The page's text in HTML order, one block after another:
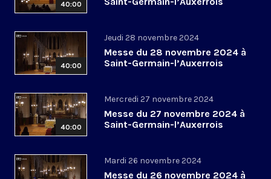
40:00
40:00
Jeudi 28 novembre 2024
Messe du 28 novembre 2024 à
Saint-Germain-l’Auxerrois
40:00
Mercredi 27 novembre 2024
Messe du 27 novembre 2024 à
Saint-Germain-l’Auxerrois
Mardi 26 novembre 2024
Messe du 26 novembre 2024 à